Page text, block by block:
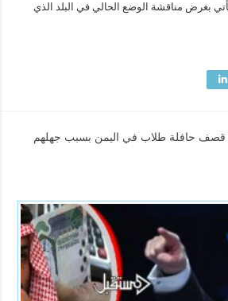
بغرض مناقشة الوضع الحالي في البلد الذي
قصف حافلة طلاب في اليمن بسبب جهلهم